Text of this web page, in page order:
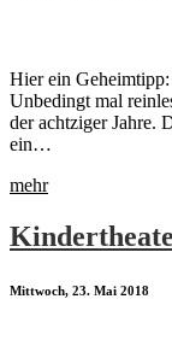
Hier ein
Unbedingt mal
der achtziger Jahre.
ein…
mehr
Mittwoch, 23. Mai 2018